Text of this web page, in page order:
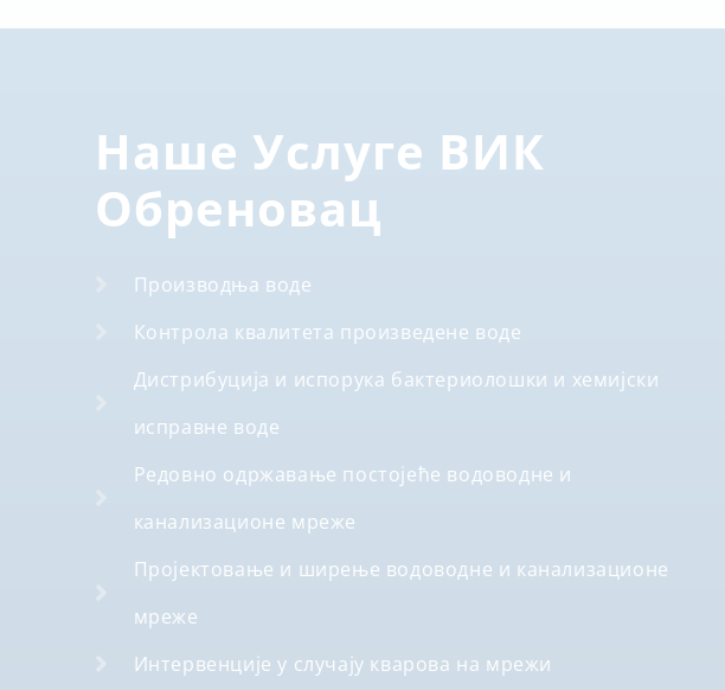
Наше Услуге ВИК
Обреновац
Производња воде
Контрола квалитета произведене воде
Дистрибуција и испорука бактериолошки и хемијски
исправне воде
Редовно одржавање постојеће водоводне и
канализационе мреже
Пројектовање и ширење водоводне и канализационе
мреже
Интервенције у случају кварова на мрежи